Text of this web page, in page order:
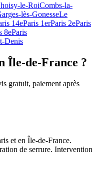
le-RoiCombs-la-
lès-GonesseLe
14eParis 1erParis 2eParis
8eParis
Denis
Île-de-France ?
gratuit, paiement après
et en Île-de-France.
de serrure. Intervention